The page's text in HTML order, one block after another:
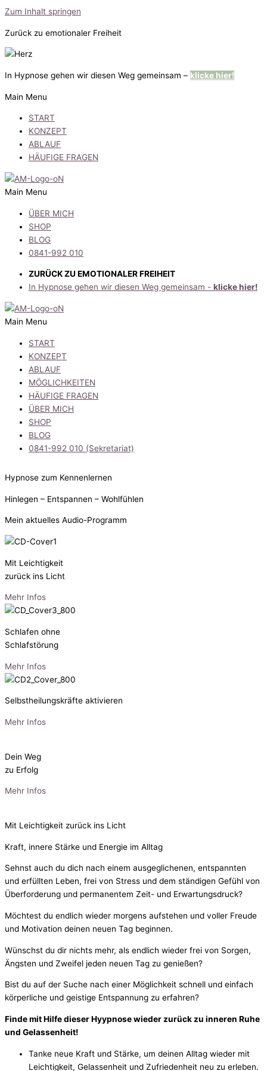
Zum Inhalt springen
Zurück zu emotionaler Freiheit
In Hypnose gehen wir diesen Weg gemeinsam – klicke hier!
Main Menu
START
KONZEPT
ABLAUF
HÄUFIGE FRAGEN
Main Menu
ÜBER MICH
SHOP
BLOG
0841-992 010
ZURÜCK ZU EMOTIONALER FREIHEIT
In Hypnose gehen wir diesen Weg gemeinsam - klicke hier!
Main Menu
START
KONZEPT
ABLAUF
MÖGLICHKEITEN
HÄUFIGE FRAGEN
ÜBER MICH
SHOP
BLOG
0841-992 010 (Sekretariat)
Hypnose zum Kennenlernen
Hinlegen – Entspannen – Wohlfühlen
Mein aktuelles Audio-Programm
Mit Leichtigkeit
zurück ins Licht
Mehr Infos
Schlafen ohne
Schlafstörung
Mehr Infos
Selbstheilungskräfte aktivieren
Mehr Infos
Dein Weg
zu Erfolg
Mehr Infos
Mit Leichtigkeit zurück ins Licht
Kraft, innere Stärke und Energie im Alltag
Sehnst auch du dich nach einem ausgeglichenen, entspannten
und erfüllten Leben, frei von Stress und dem ständigen Gefühl von
Überforderung und permanentem Zeit- und Erwartungsdruck?
Möchtest du endlich wieder morgens aufstehen und voller Freude
und Motivation deinen neuen Tag beginnen.
Wünschst du dir nichts mehr, als endlich wieder frei von Sorgen,
Ängsten und Zweifel jeden neuen Tag zu genießen?
Bist du auf der Suche nach einer Möglichkeit schnell und einfach
körperliche und geistige Entspannung zu erfahren?
Finde mit Hilfe dieser Hyypnose wieder zurück zu inneren Ruhe
und Gelassenheit!
Tanke neue Kraft und Stärke, um deinen Alltag wieder mit
Leichtigkeit, Gelassenheit und Zufriedenheit neu zu erleben.